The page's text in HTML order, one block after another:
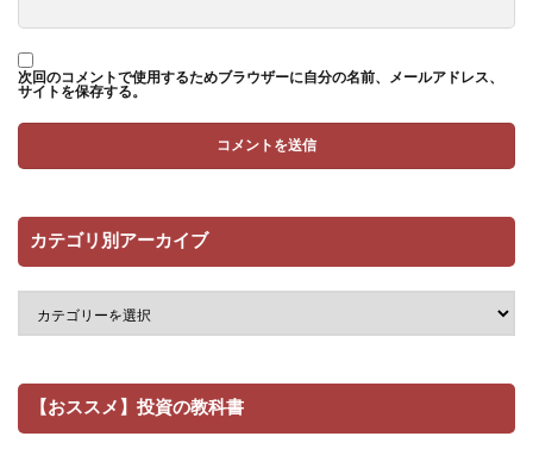
次回のコメントで使用するためブラウザーに自分の名前、メールアドレス、
サイトを保存する。
カテゴリ別アーカイブ
【おススメ】投資の教科書